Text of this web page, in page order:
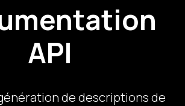
API
de descriptions de